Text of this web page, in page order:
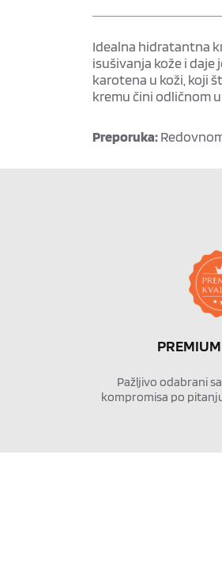
Idealna hidratantna
isušivanja kože i
karotena u koži, koji
kremu čini odličnom
Preporuka:
Pažljivo odabrani
kompromisa po